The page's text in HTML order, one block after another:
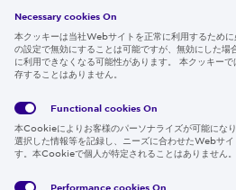
IR情報
採用情報
Follow us
Necessary cookies On
本クッキーは当社Webサイトを正常に利用するため
の設定で無効にすることは可能ですが、無効にした
に利用できなくなる可能性があります。 本クッキー
存することはありません。
Functional cookies On
本Cookieによりお客様のパーソナライズが可能にな
選択した情報等を記録し、ニーズに合わせたWebサ
す。本Cookieで個人が特定されることはありません。
Performance cookies On